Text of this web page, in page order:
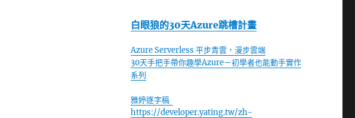
白眼狼的30天Azure跳槽計畫
Azure Serverless 平步青雲，漫步雲端
30天手把手帶你趣學Azure－初學者也能動手實作
系列
雅婷逐字稿
https://developer.yating.tw/zh-